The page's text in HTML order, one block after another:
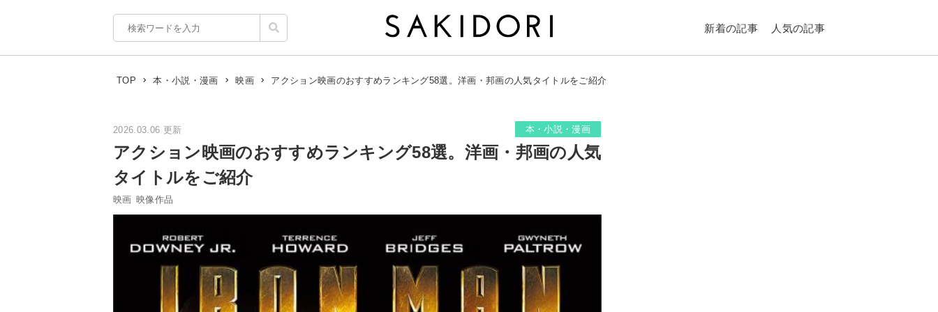
新着の記事 人気の記事
TOP 本・小説・漫画 映画 アクション映画のおすすめランキング58選。洋画・邦画の人気タイトルをご紹介
2026.03.06 更新 本・小説・漫画
アクション映画のおすすめランキング58選。洋画・邦画の人気
タイトルをご紹介
映画 映像作品